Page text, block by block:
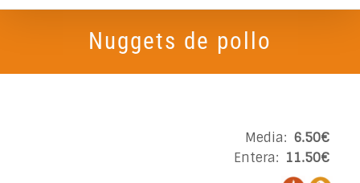
Nuggets de pollo
Media: 6.50€
Entera: 11.50€